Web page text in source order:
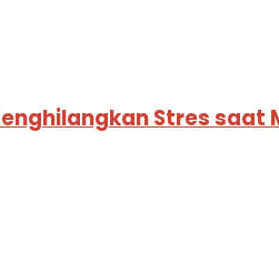
Stres saat